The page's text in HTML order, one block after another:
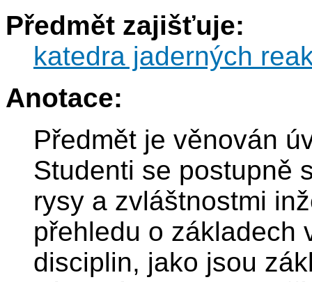
Předmět zajišťuje:
katedra jaderných
Anotace:
Předmět je věnován
Studenti se postupně
rysy a zvláštnostmi
přehledu o základech
disciplin, jako jsou